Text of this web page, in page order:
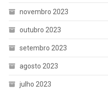
novembro 2023
outubro 2023
setembro 2023
agosto 2023
julho 2023